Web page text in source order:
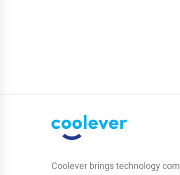
Coolever brings technology